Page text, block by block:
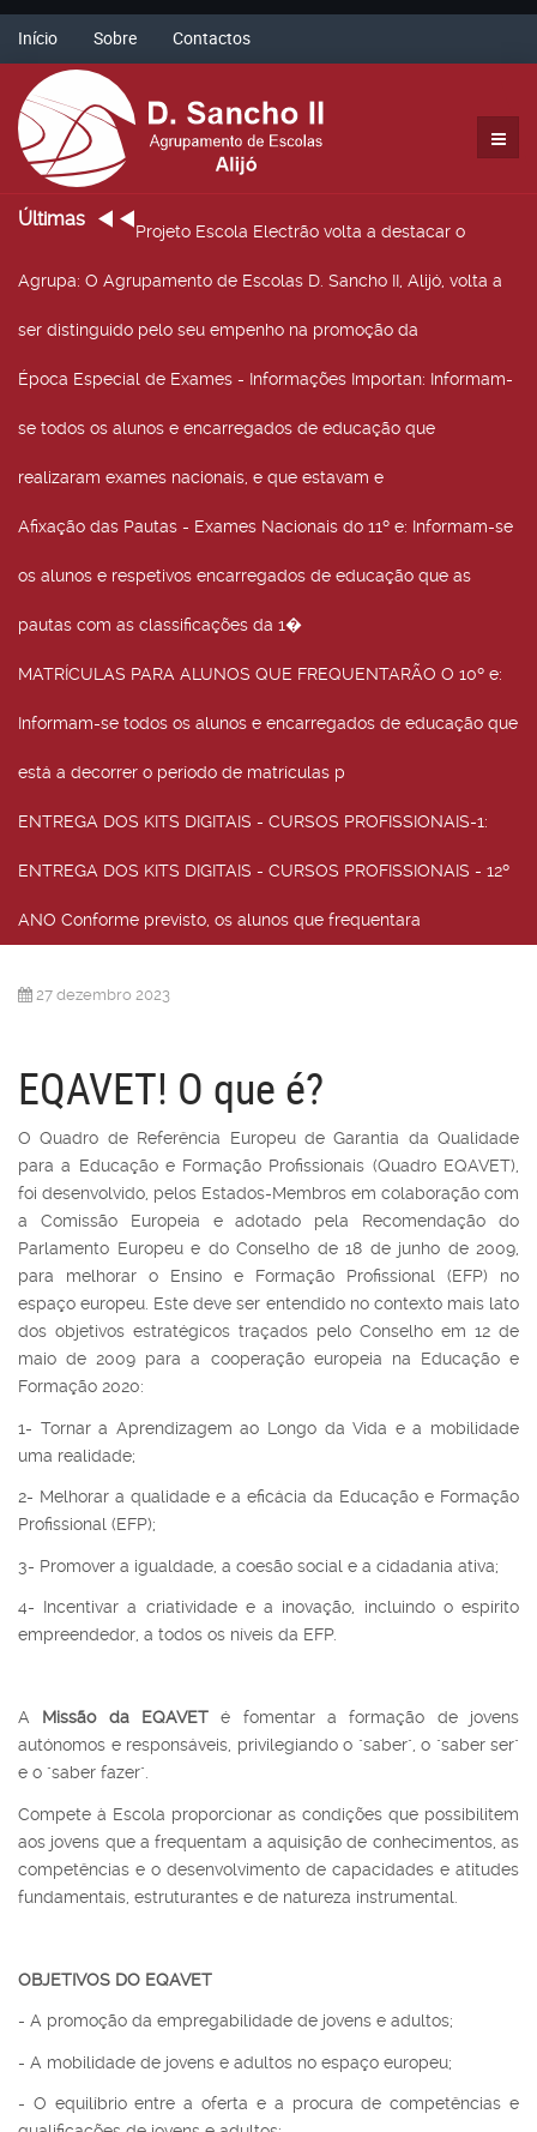
Início Sobre Contactos
Últimas
Projeto Escola Electrão volta a destacar o
Agrupa: O Agrupamento de Escolas D. Sancho II, Alijó, volta a
ser distinguido pelo seu empenho na promoção da
Época Especial de Exames - Informações Importan: Informam-
se todos os alunos e encarregados de educação que
realizaram exames nacionais, e que estavam e
Afixação das Pautas - Exames Nacionais do 11º e: Informam-se
os alunos e respetivos encarregados de educação que as
pautas com as classificações da 1�
MATRÍCULAS PARA ALUNOS QUE FREQUENTARÃO O 10º e:
Informam-se todos os alunos e encarregados de educação que
está a decorrer o período de matrículas p
ENTREGA DOS KITS DIGITAIS - CURSOS PROFISSIONAIS-1:
ENTREGA DOS KITS DIGITAIS - CURSOS PROFISSIONAIS - 12º
ANO Conforme previsto, os alunos que frequentara
27 dezembro 2023
EQAVET! O que é?
O Quadro de Referência Europeu de Garantia da Qualidade
para a Educação e Formação Profissionais (Quadro EQAVET),
foi desenvolvido, pelos Estados-Membros em colaboração com
a Comissão Europeia e adotado pela Recomendação do
Parlamento Europeu e do Conselho de 18 de junho de 2009,
para melhorar o Ensino e Formação Profissional (EFP) no
espaço europeu. Este deve ser entendido no contexto mais lato
dos objetivos estratégicos traçados pelo Conselho em 12 de
maio de 2009 para a cooperação europeia na Educação e
Formação 2020:
1- Tornar a Aprendizagem ao Longo da Vida e a mobilidade
uma realidade;
2- Melhorar a qualidade e a eficácia da Educação e Formação
Profissional (EFP);
3- Promover a igualdade, a coesão social e a cidadania ativa;
4- Incentivar a criatividade e a inovação, incluindo o espírito
empreendedor, a todos os níveis da EFP.
A Missão da EQAVET é fomentar a formação de jovens
autónomos e responsáveis, privilegiando o "saber", o "saber ser"
e o "saber fazer".
Compete à Escola proporcionar as condições que possibilitem
aos jovens que a frequentam a aquisição de conhecimentos, as
competências e o desenvolvimento de capacidades e atitudes
fundamentais, estruturantes e de natureza instrumental.
OBJETIVOS DO EQAVET
- A promoção da empregabilidade de jovens e adultos;
- A mobilidade de jovens e adultos no espaço europeu;
- O equilíbrio entre a oferta e a procura de competências e